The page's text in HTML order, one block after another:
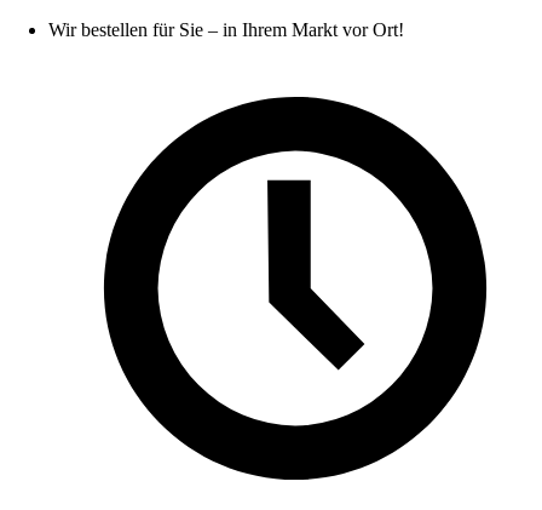
Wir bestellen für Sie – in Ihrem Markt vor Ort!